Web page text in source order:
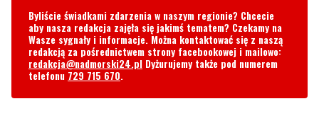
redakcja@nadmorski24.plDyżurujemy także pod numerem
telefonu729 715 670.
Komentarze